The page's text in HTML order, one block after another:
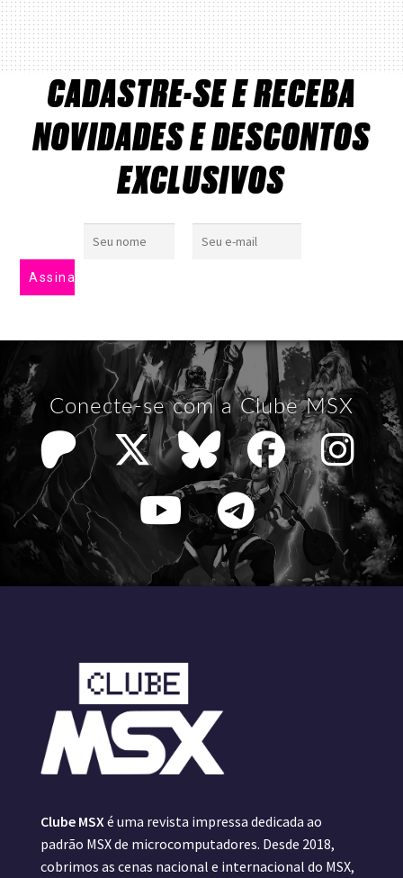
CADASTRE-SE E RECEBA
NOVIDADES E DESCONTOS
EXCLUSIVOS
Conecte-se com a Clube MSX
Clube MSX é uma revista impressa dedicada ao
padrão MSX de microcomputadores. Desde 2018,
cobrimos as cenas nacional e internacional do MSX,